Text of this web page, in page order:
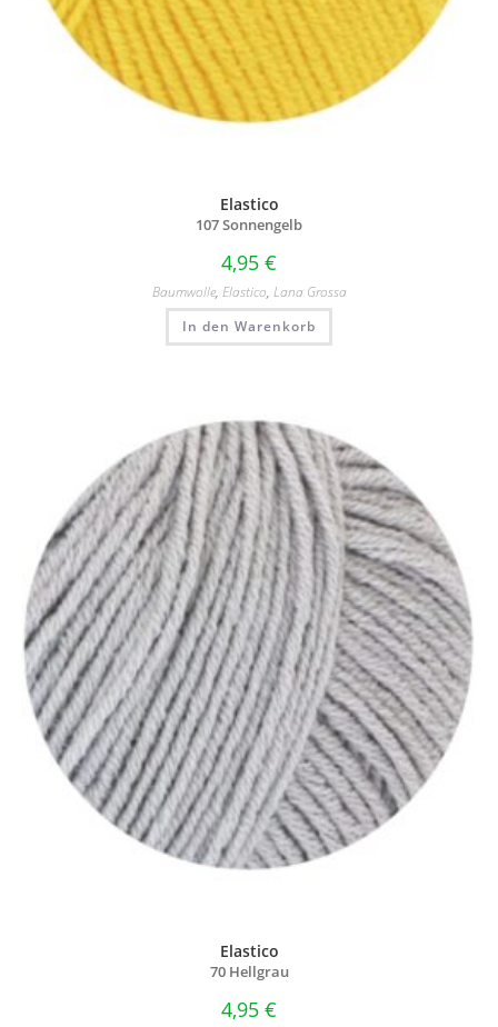
Elastico
107 Sonnengelb
4,95 €
Baumwolle, Elastico, Lana Grossa
In den Warenkorb
Elastico
70 Hellgrau
4,95 €